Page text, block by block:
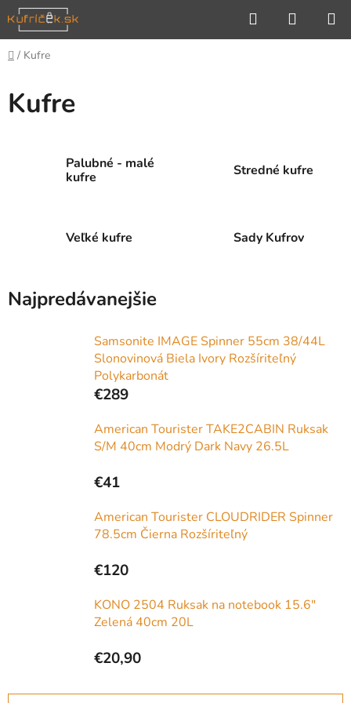
Prejsť
na
obsah
Hľadať
KOŠÍK
Domov
/ Kufre
Kufre
Palubné - malé
kufre
Stredné kufre
Veľké kufre Sady Kufrov
Najpredávanejšie
Samsonite IMAGE Spinner 55cm 38/44L
Slonovinová Biela Ivory Rozšíriteľný
Polykarbonát
€289
American Tourister TAKE2CABIN Ruksak
S/M 40cm Modrý Dark Navy 26.5L
€41
American Tourister CLOUDRIDER Spinner
78.5cm Čierna Rozšíriteľný
€120
KONO 2504 Ruksak na notebook 15.6"
Zelená 40cm 20L
€20,90